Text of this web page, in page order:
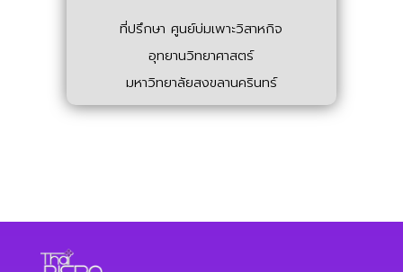
ที่ปรึกษา ศูนย์บ่มเพาะวิสาหกิจ
อุทยานวิทยาศาสตร์
มหาวิทยาลัยสงขลานครินทร์